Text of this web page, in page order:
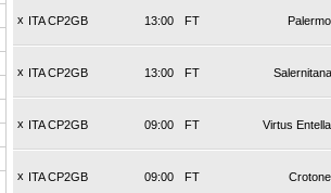
x ITA CP2GB FT
13:00
x ITA CP2GB FT
13:00
x ITA CP2GB FT
09:00 Virtus
x ITA CP2GB FT
09:00